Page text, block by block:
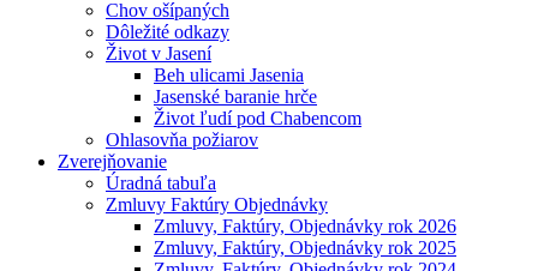
Chov ošípaných
Dôležité odkazy
Život v Jasení
Beh ulicami Jasenia
Jasenské baranie hrče
Život ľudí pod Chabencom
Ohlasovňa požiarov
Zverejňovanie
Úradná tabuľa
Zmluvy Faktúry Objednávky
Zmluvy, Faktúry, Objednávky rok 2026
Zmluvy, Faktúry, Objednávky rok 2025